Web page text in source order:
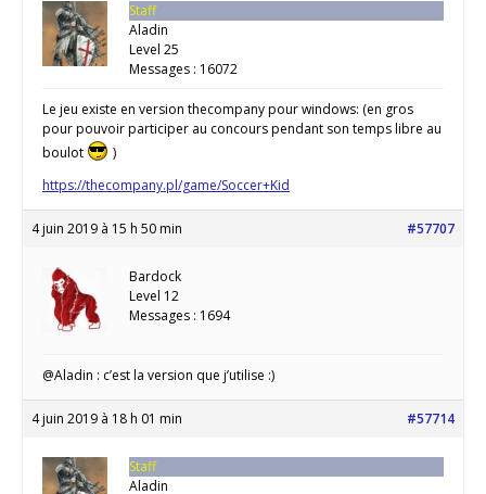
Staff
Aladin
Level 25
Messages : 16072
Le jeu existe en version thecompany pour windows: (en gros
pour pouvoir participer au concours pendant son temps libre au
boulot
)
https://thecompany.pl/game/Soccer+Kid
4 juin 2019 à 15 h 50 min #57707
Bardock
Level 12
Messages : 1694
@Aladin : c’est la version que j’utilise :)
4 juin 2019 à 18 h 01 min #57714
Staff
Aladin